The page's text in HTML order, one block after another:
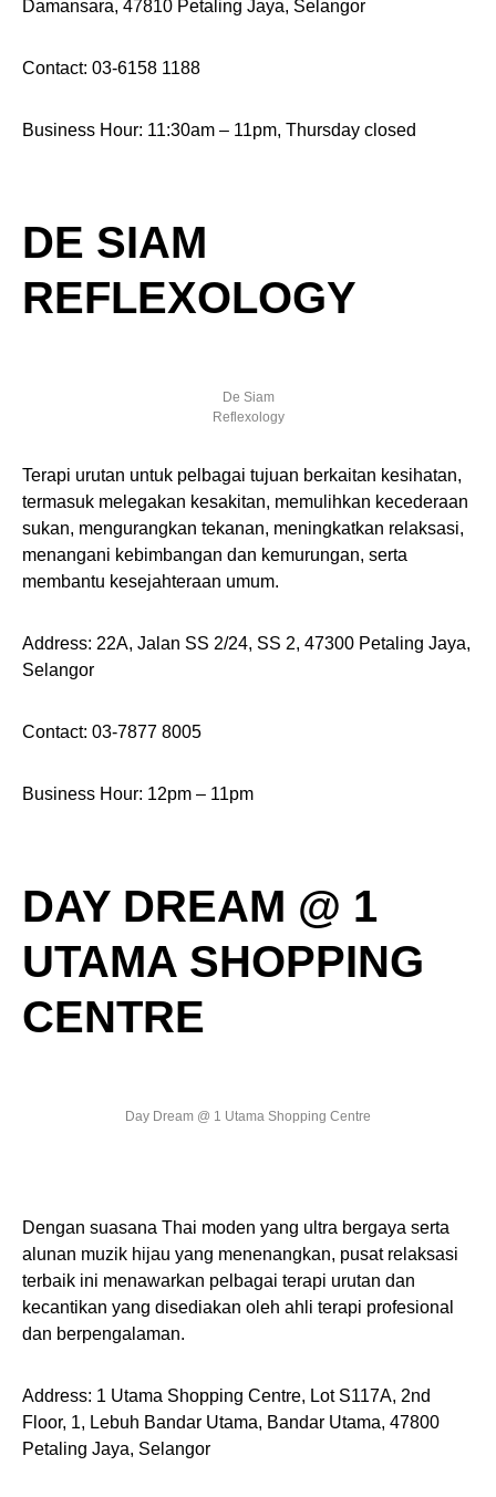
Damansara, 47810 Petaling Jaya, Selangor
Contact: 03-6158 1188
Business Hour: 11:30am – 11pm, Thursday closed
DE SIAM
REFLEXOLOGY
De Siam
Reflexology
Terapi urutan untuk pelbagai tujuan berkaitan kesihatan,
termasuk melegakan kesakitan, memulihkan kecederaan
sukan, mengurangkan tekanan, meningkatkan relaksasi,
menangani kebimbangan dan kemurungan, serta
membantu kesejahteraan umum.
Address: 22A, Jalan SS 2/24, SS 2, 47300 Petaling Jaya,
Selangor
Contact: 03-7877 8005
Business Hour: 12pm – 11pm
DAY DREAM @ 1
UTAMA SHOPPING
CENTRE
Day Dream @ 1 Utama Shopping Centre
Dengan suasana Thai moden yang ultra bergaya serta
alunan muzik hijau yang menenangkan, pusat relaksasi
terbaik ini menawarkan pelbagai terapi urutan dan
kecantikan yang disediakan oleh ahli terapi profesional
dan berpengalaman.
Address: 1 Utama Shopping Centre, Lot S117A, 2nd
Floor, 1, Lebuh Bandar Utama, Bandar Utama, 47800
Petaling Jaya, Selangor